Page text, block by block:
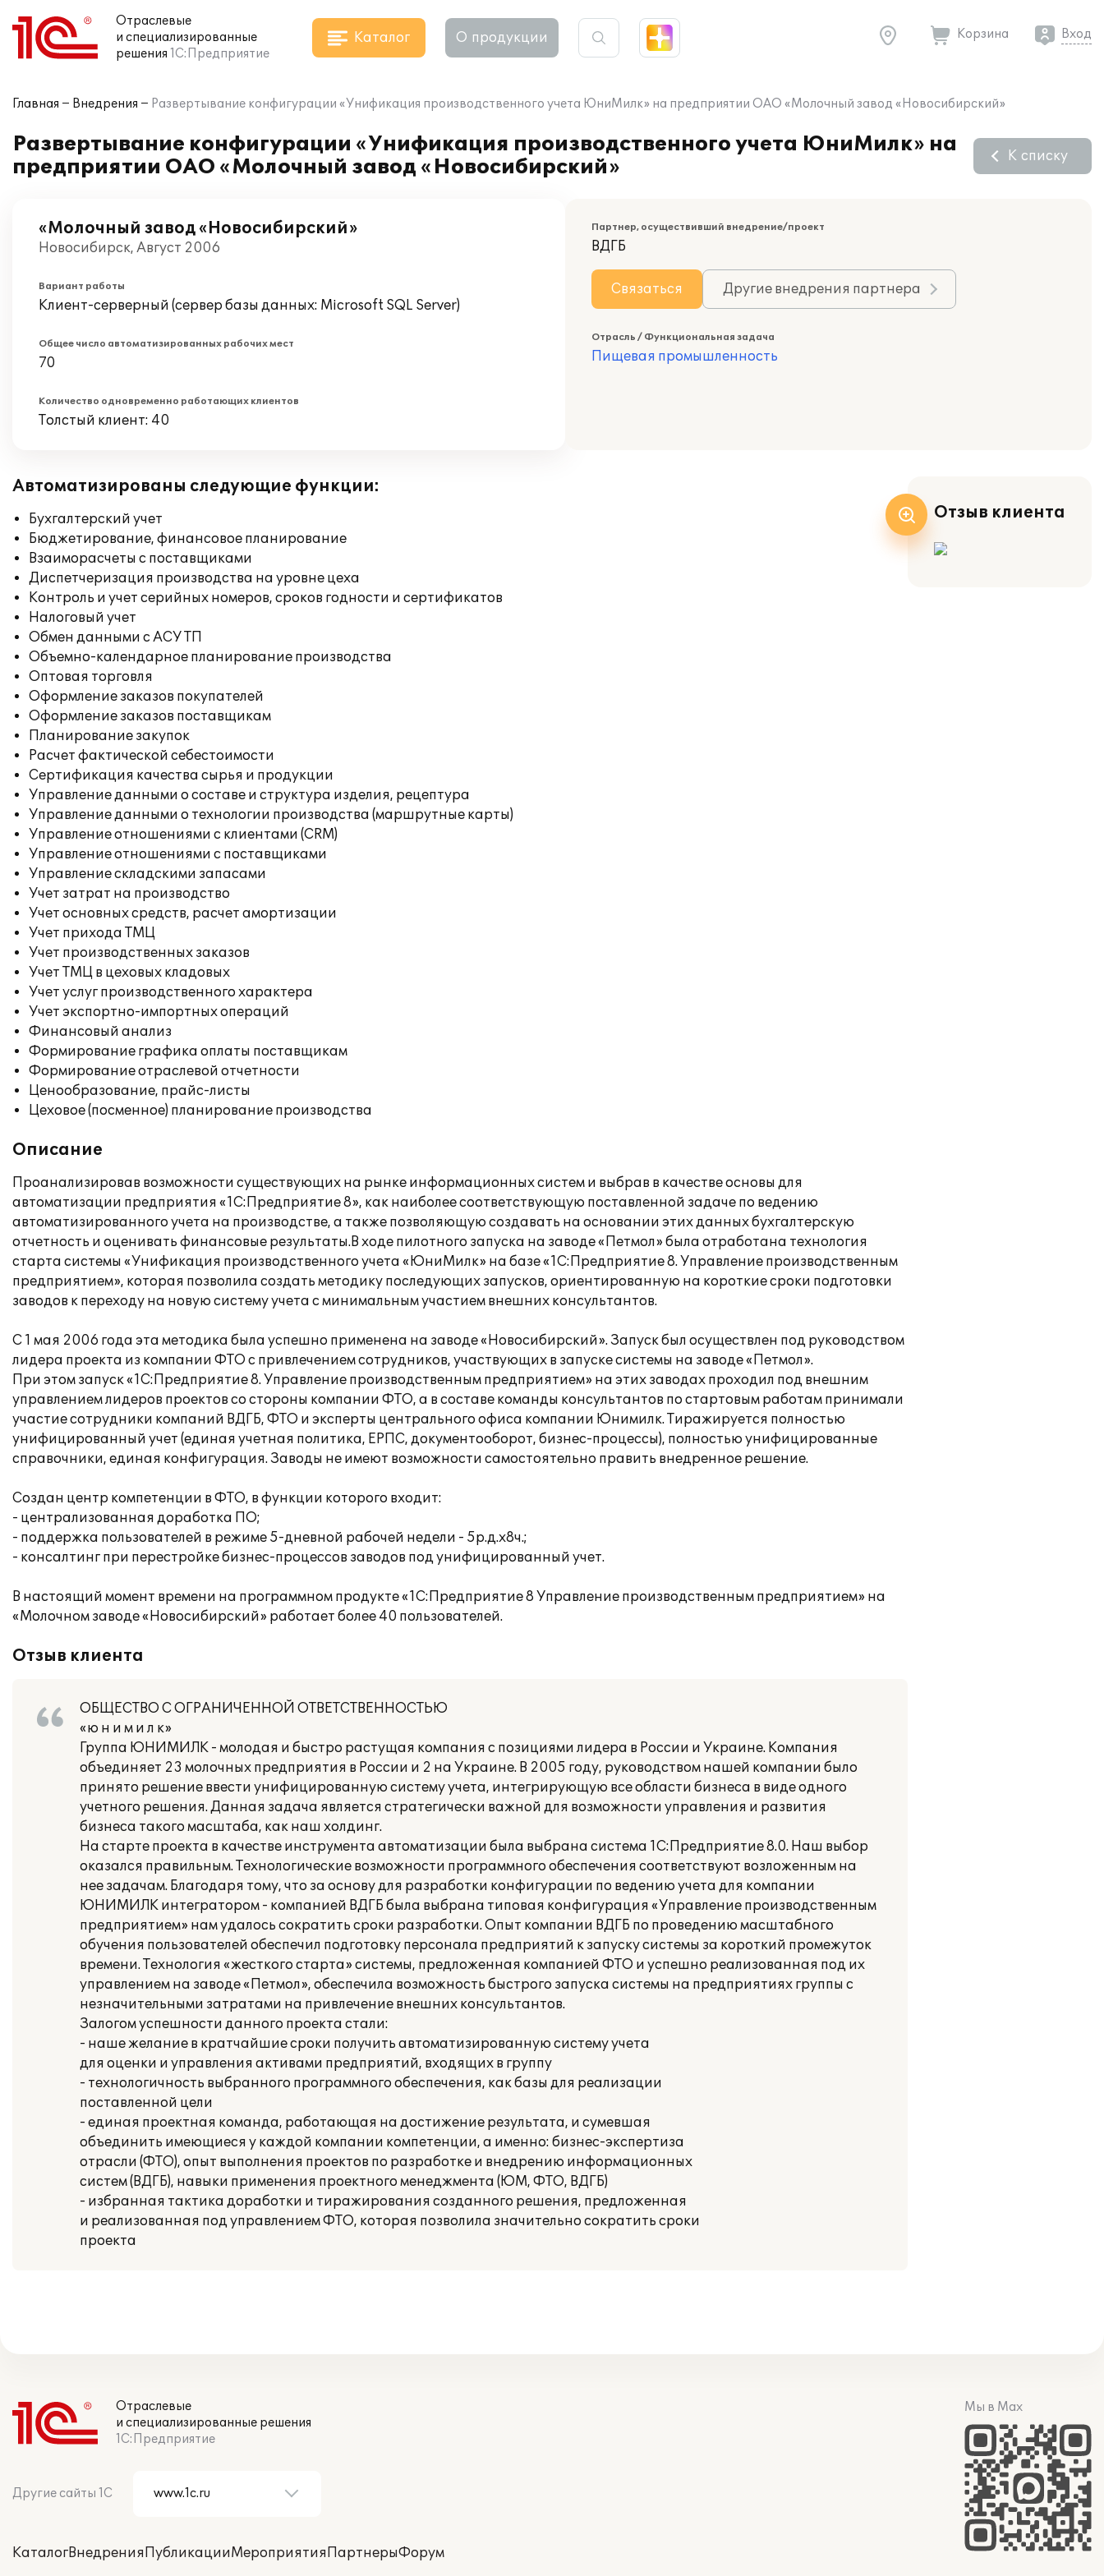
Отраслевые
и специализированные
решения 1С:Предприятие
Каталог О продукции Корзина Вход
Главная Внедрения Развертывание конфигурации «Унификация производственного учета ЮниМилк» на предприятии ОАО «Молочный завод «Новосибирский»
Развертывание конфигурации «Унификация производственного учета ЮниМилк» на
предприятии ОАО «Молочный завод «Новосибирский»
К списку
«Молочный завод «Новосибирский»
Новосибирск, Август 2006
Вариант работы
Клиент-серверный (сервер базы данных: Microsoft SQL Server)
Общее число автоматизированных рабочих мест
70
Количество одновременно работающих клиентов
Толстый клиент: 40
Партнер, осуществивший внедрение/проект
ВДГБ
Связаться Другие внедрения партнера
Отрасль / Функциональная задача
Пищевая промышленность
Автоматизированы следующие функции:
Бухгалтерский учет
Бюджетирование, финансовое планирование
Взаиморасчеты с поставщиками
Диспетчеризация производства на уровне цеха
Контроль и учет серийных номеров, сроков годности и сертификатов
Налоговый учет
Обмен данными с АСУ ТП
Объемно-календарное планирование производства
Оптовая торговля
Оформление заказов покупателей
Оформление заказов поставщикам
Планирование закупок
Расчет фактической себестоимости
Сертификация качества сырья и продукции
Управление данными о составе и структура изделия, рецептура
Управление данными о технологии производства (маршрутные карты)
Управление отношениями с клиентами (CRM)
Управление отношениями с поставщиками
Управление складскими запасами
Учет затрат на производство
Учет основных средств, расчет амортизации
Учет прихода ТМЦ
Учет производственных заказов
Учет ТМЦ в цеховых кладовых
Учет услуг производственного характера
Учет экспортно-импортных операций
Финансовый анализ
Формирование графика оплаты поставщикам
Формирование отраслевой отчетности
Ценообразование, прайс-листы
Цеховое (посменное) планирование производства
Описание
Проанализировав возможности существующих на рынке информационных систем и выбрав в качестве основы для
автоматизации предприятия «1С:Предприятие 8», как наиболее соответствующую поставленной задаче по ведению
автоматизированного учета на производстве, а также позволяющую создавать на основании этих данных бухгалтерскую
отчетность и оценивать финансовые результаты.В ходе пилотного запуска на заводе «Петмол» была отработана технология
старта системы «Унификация производственного учета «ЮниМилк» на базе «1С:Предприятие 8. Управление производственным
предприятием», которая позволила создать методику последующих запусков, ориентированную на короткие сроки подготовки
заводов к переходу на новую систему учета с минимальным участием внешних консультантов.
С 1 мая 2006 года эта методика была успешно применена на заводе «Новосибирский». Запуск был осуществлен под руководством
лидера проекта из компании ФТО с привлечением сотрудников, участвующих в запуске системы на заводе «Петмол».
При этом запуск «1С:Предприятие 8. Управление производственным предприятием» на этих заводах проходил под внешним
управлением лидеров проектов со стороны компании ФТО, а в составе команды консультантов по стартовым работам принимали
участие сотрудники компаний ВДГБ, ФТО и эксперты центрального офиса компании Юнимилк. Тиражируется полностью
унифицированный учет (единая учетная политика, ЕРПС, документооборот, бизнес-процессы), полностью унифицированные
справочники, единая конфигурация. Заводы не имеют возможности самостоятельно править внедренное решение.
Создан центр компетенции в ФТО, в функции которого входит:
- централизованная доработка ПО;
- поддержка пользователей в режиме 5-дневной рабочей недели - 5р.д.х8ч.;
- консалтинг при перестройке бизнес-процессов заводов под унифицированный учет.
В настоящий момент времени на программном продукте «1С:Предприятие 8 Управление производственным предприятием» на
«Молочном заводе «Новосибирский» работает более 40 пользователей.
Отзыв клиента
ОБЩЕСТВО С ОГРАНИЧЕННОЙ ОТВЕТСТВЕННОСТЬЮ
«ю н и м и л к»
Группа ЮНИМИЛК - молодая и быстро растущая компания с позициями лидера в России и Украине. Компания
объединяет 23 молочных предприятия в России и 2 на Украине. В 2005 году, руководством нашей компании было
принято решение ввести унифицированную систему учета, интегрирующую все области бизнеса в виде одного
учетного решения. Данная задача является стратегически важной для возможности управления и развития
бизнеса такого масштаба, как наш холдинг.
На старте проекта в качестве инструмента автоматизации была выбрана система 1С:Предприятие 8.0. Наш выбор
оказался правильным. Технологические возможности программного обеспечения соответствуют возложенным на
нее задачам. Благодаря тому, что за основу для разработки конфигурации по ведению учета для компании
ЮНИМИЛК интегратором - компанией ВДГБ была выбрана типовая конфигурация «Управление производственным
предприятием» нам удалось сократить сроки разработки. Опыт компании ВДГБ по проведению масштабного
обучения пользователей обеспечил подготовку персонала предприятий к запуску системы за короткий промежуток
времени. Технология «жесткого старта» системы, предложенная компанией ФТО и успешно реализованная под их
управлением на заводе «Петмол», обеспечила возможность быстрого запуска системы на предприятиях группы с
незначительными затратами на привлечение внешних консультантов.
Залогом успешности данного проекта стали:
- наше желание в кратчайшие сроки получить автоматизированную систему учета
для оценки и управления активами предприятий, входящих в группу
- технологичность выбранного программного обеспечения, как базы для реализации
поставленной цели
- единая проектная команда, работающая на достижение результата, и сумевшая
объединить имеющиеся у каждой компании компетенции, а именно: бизнес-экспертиза
отрасли (ФТО), опыт выполнения проектов по разработке и внедрению информационных
систем (ВДГБ), навыки применения проектного менеджмента (ЮМ, ФТО, ВДГБ)
- избранная тактика доработки и тиражирования созданного решения, предложенная
и реализованная под управлением ФТО, которая позволила значительно сократить сроки
проекта
Отзыв клиента
Отраслевые
и специализированные решения
1С:Предприятие
Другие сайты 1С
КаталогВнедренияПубликацииМероприятияПартнерыФорум
Мы в Max